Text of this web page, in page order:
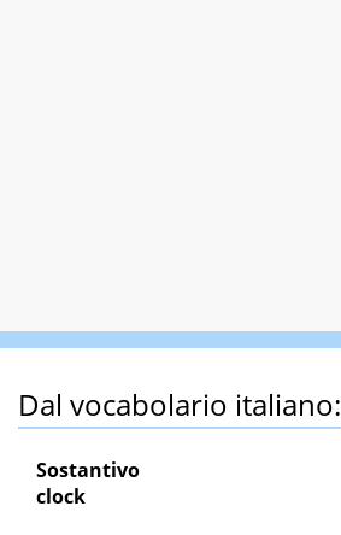
Dal vocabolario italiano:
Sostantivo
clock